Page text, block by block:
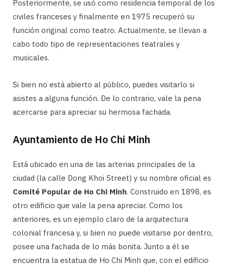
Posteriormente, se usó como residencia temporal de los
civiles franceses y finalmente en 1975 recuperó su
función original como teatro. Actualmente, se llevan a
cabo todo tipo de representaciones teatrales y
musicales.
Si bien no está abierto al público, puedes visitarlo si
asistes a alguna función. De lo contrario, vale la pena
acercarse para apreciar su hermosa fachada.
Ayuntamiento de Ho Chi Minh
Está ubicado en una de las arterias principales de la
ciudad (la calle Dong Khoi Street) y su nombre oficial es
Comité Popular de Ho Chi Minh. Construido en 1898, es
otro edificio que vale la pena apreciar. Como los
anteriores, es un ejemplo claro de la arquitectura
colonial francesa y, si bien no puede visitarse por dentro,
posee una fachada de lo más bonita. Junto a él se
encuentra la estatua de Ho Chi Minh que, con el edificio